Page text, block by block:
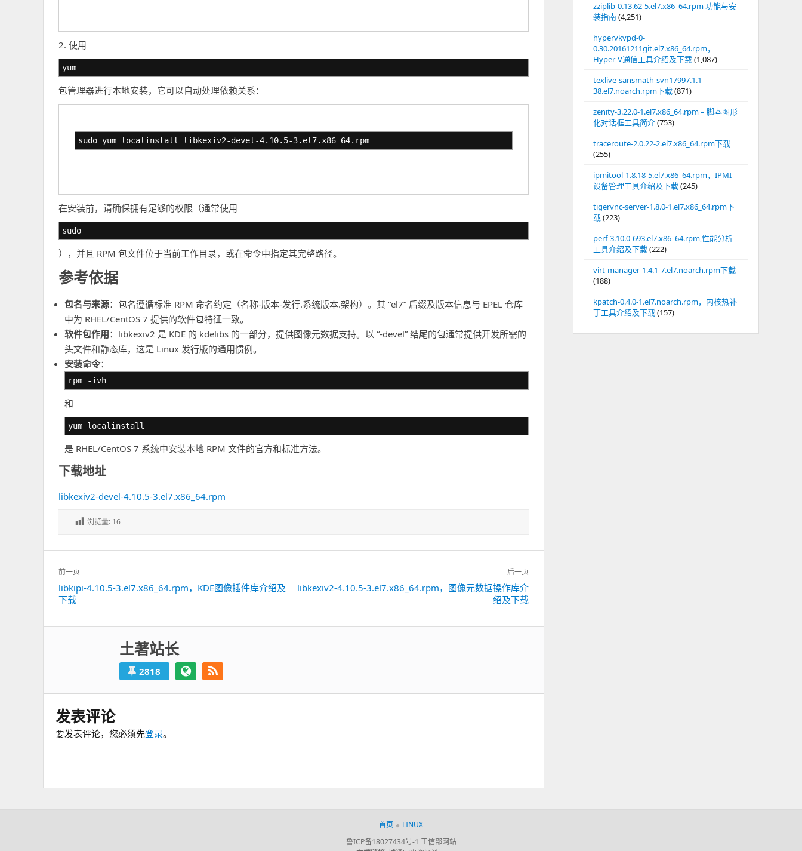
2. 使用
yum
包管理器进行本地安装，它可以自动处理依赖关系：
sudo yum localinstall libkexiv2-devel-4.10.5-3.el7.x86_64.rpm
在安装前，请确保拥有足够的权限（通常使用
sudo
），并且 RPM 包文件位于当前工作目录，或在命令中指定其完整路径。
参考依据
包名与来源：包名遵循标准 RPM 命名约定（名称-版本-发行.系统版本.架构）。其 “el7” 后缀及版本信息与 EPEL 仓库
中为 RHEL/CentOS 7 提供的软件包特征一致。
软件包作用：libkexiv2 是 KDE 的 kdelibs 的一部分，提供图像元数据支持。以 “-devel” 结尾的包通常提供开发所需的
头文件和静态库，这是 Linux 发行版的通用惯例。
安装命令：
rpm -ivh
和
yum localinstall
是 RHEL/CentOS 7 系统中安装本地 RPM 文件的官方和标准方法。
下载地址
libkexiv2-devel-4.10.5-3.el7.x86_64.rpm
浏览量: 16
文
章
导
前一页
上
一
libkipi-4.10.5-3.el7.x86_64.rpm，KDE图像插件库介绍及
下载
后一页
下
libkexiv2-4.10.5-3.el7.x86_64.rpm，图像元数据操作库介
绍及下载
土著站长
2818
发表评论
要发表评论，您必须先登录。
zziplib-0.13.62-5.el7.x86_64.rpm 功能与安
装指南(4,251)
hypervkvpd-0-
0.30.20161211git.el7.x86_64.rpm，
Hyper-V通信工具介绍及下载(1,087)
texlive-sansmath-svn17997.1.1-
38.el7.noarch.rpm下载(871)
zenity-3.22.0-1.el7.x86_64.rpm – 脚本图形
化对话框工具简介(753)
traceroute-2.0.22-2.el7.x86_64.rpm下载
(255)
ipmitool-1.8.18-5.el7.x86_64.rpm，IPMI
设备管理工具介绍及下载(245)
tigervnc-server-1.8.0-1.el7.x86_64.rpm下
载(223)
perf-3.10.0-693.el7.x86_64.rpm,性能分析
工具介绍及下载(222)
virt-manager-1.4.1-7.el7.noarch.rpm下载
(188)
kpatch-0.4.0-1.el7.noarch.rpm，内核热补
丁工具介绍及下载(157)
首页
LINUX
鲁ICP备18027434号-1 工信部网站